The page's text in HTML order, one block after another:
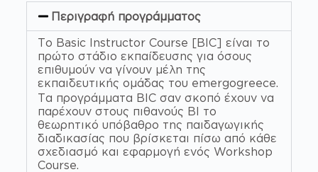
Περιγραφή προγράμματος
Το Basic Instructor Course [BIC] είναι το
πρώτο στάδιο εκπαίδευσης για όσους
επιθυμούν να γίνουν μέλη της
εκπαιδευτικής ομάδας του emergogreece.
Τα προγράμματα BIC σαν σκοπό έχουν να
παρέχουν στους πιθανούς BI το
θεωρητικό υπόβαθρο της παιδαγωγικής
διαδικασίας που βρίσκεται πίσω από κάθε
σχεδιασμό και εφαρμογή ενός Workshop
Course.